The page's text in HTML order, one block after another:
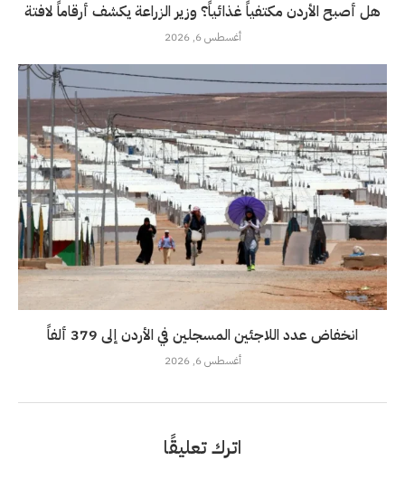
هل أصبح الأردن مكتفياً غذائياً؟ وزير الزراعة يكشف أرقاماً لافتة
أغسطس 6, 2026
انخفاض عدد اللاجئين المسجلين في الأردن إلى 379 ألفاً
أغسطس 6, 2026
اترك تعليقًا